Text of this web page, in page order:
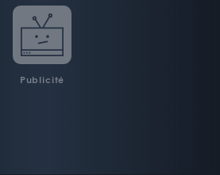
Publicité